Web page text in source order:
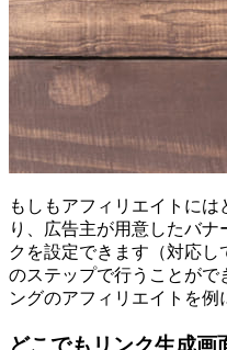
もしもアフィリエイトに
り、広告主が用意したバ
クを設定できます（対応
のステップで行うことが
ングのアフィリエイトを例
どこでもリンク生成画